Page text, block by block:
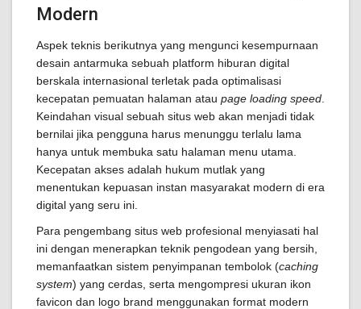
Modern
Aspek teknis berikutnya yang mengunci kesempurnaan
desain antarmuka sebuah platform hiburan digital
berskala internasional terletak pada optimalisasi
kecepatan pemuatan halaman atau page loading speed
Keindahan visual sebuah situs web akan menjadi tidak
bernilai jika pengguna harus menunggu terlalu lama
hanya untuk membuka satu halaman menu utama.
Kecepatan akses adalah hukum mutlak yang
menentukan kepuasan instan masyarakat modern di era
digital yang seru ini.
Para pengembang situs web profesional menyiasati hal
ini dengan menerapkan teknik pengodean yang bersih,
memanfaatkan sistem penyimpanan tembolok (caching
system) yang cerdas, serta mengompresi ukuran ikon
favicon dan logo brand menggunakan format modern